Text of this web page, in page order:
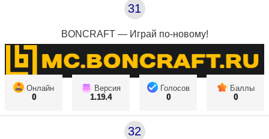
31
BONCRAFT — Играй по-новому!
Онлайн
0
Версия
1.19.4
Голосов
0
Баллы
0
32